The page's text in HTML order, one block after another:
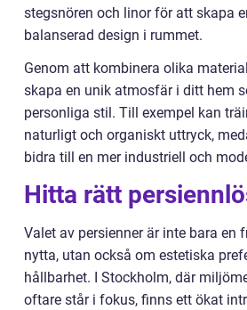
stegsnören och linor för att skapa
balanserad design i rummet.
Genom att kombinera olika
skapa en unik atmosfär i ditt hem
personliga stil. Till exempel kan
naturligt och organiskt uttryck,
bidra till en mer industriell och
Hitta rätt
Valet av persienner är inte bara en
nytta, utan också om estetiska
hållbarhet. I Stockholm, där
oftare står i fokus, finns ett ökat